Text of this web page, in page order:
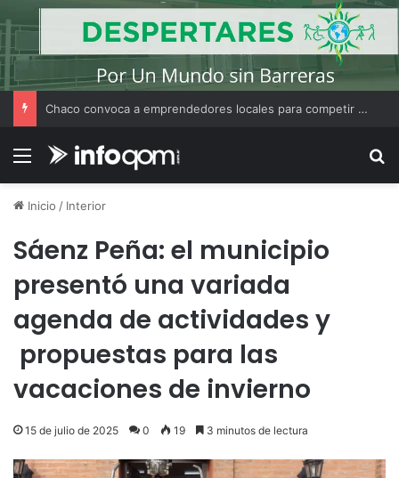
Chaco convoca a emprendedores locales para competir en «Emprendimiento Argentino 2026»
Menú
Inicio / Interior
Sáenz Peña: el municipio
presentó una variada
agenda de actividades y
propuestas para las
vacaciones de invierno
15 de julio de 2025 0 19 3 minutos de lectura